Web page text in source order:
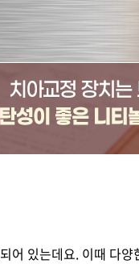
되어 있는데요. 이때 다